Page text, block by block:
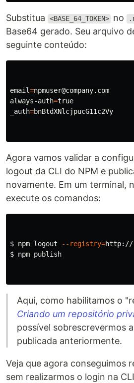
Substitua <BASE_64_TOKEN> no
Base64 gerado. Seu arquivo
seguinte conteúdo:
email=npmuser@company.com
always-auth=
_auth=bnBtdXNlcjpucG11c2Vy
Agora vamos validar a
logout da CLI do NPM e
novamente. Em um terminal,
execute os comandos:
$ npm logout --registry=
$ npm publish
Aqui, como habilitamos o
Criando um repositório
possível sobrescrevermos
publicada anteriormente.
Veja que agora conseguimos
sem realizarmos o login na